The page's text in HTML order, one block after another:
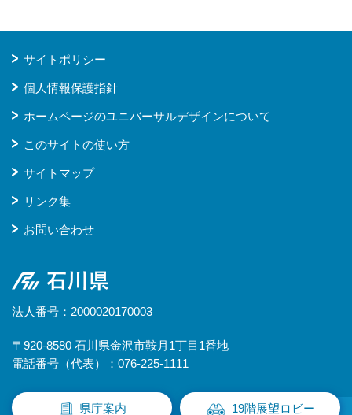
サイトポリシー
個人情報保護指針
ホームページのユニバーサルデザインについて
このサイトの使い方
サイトマップ
リンク集
お問い合わせ
石川県
法人番号：2000020170003
〒920-8580 石川県金沢市鞍月1丁目1番地
電話番号（代表）：076-225-1111
県庁案内 19階展望ロビー